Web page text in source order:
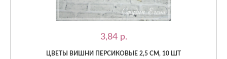
3,84 p.
ЦВЕТЫ ВИШНИ ПЕРСИКОВЫЕ 2,5 СМ, 10 ШТ